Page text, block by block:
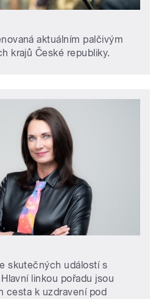
aktuálním palčivým
krajů České republiky.
skutečných událostí s
linkou pořadu jsou
cesta k uzdravení pod